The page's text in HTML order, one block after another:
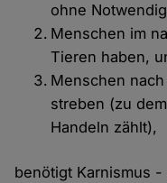
ohne
Menschen im
Tieren haben,
Menschen
streben (zu
Handeln zählt),
benötigt Karnismus